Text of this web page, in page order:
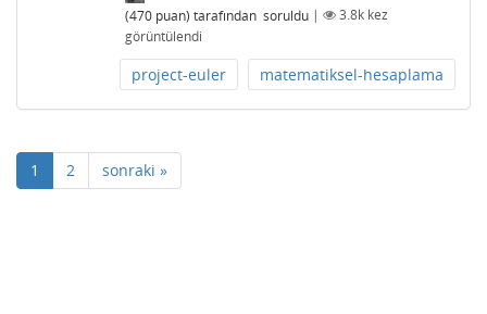
(470puan) tarafından soruldu | 3.8kkez
görüntülendi
project-euler matematiksel-hesaplama
1 2 sonraki »